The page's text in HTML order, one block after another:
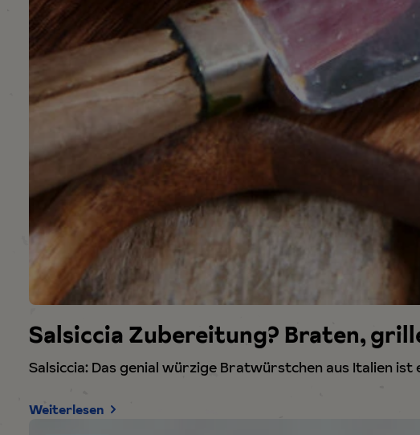
h
Salsiccia Zubereitung? Braten,
Salsiccia: Das genial würzige Bratwürstchen aus Italien
Weiterlesen